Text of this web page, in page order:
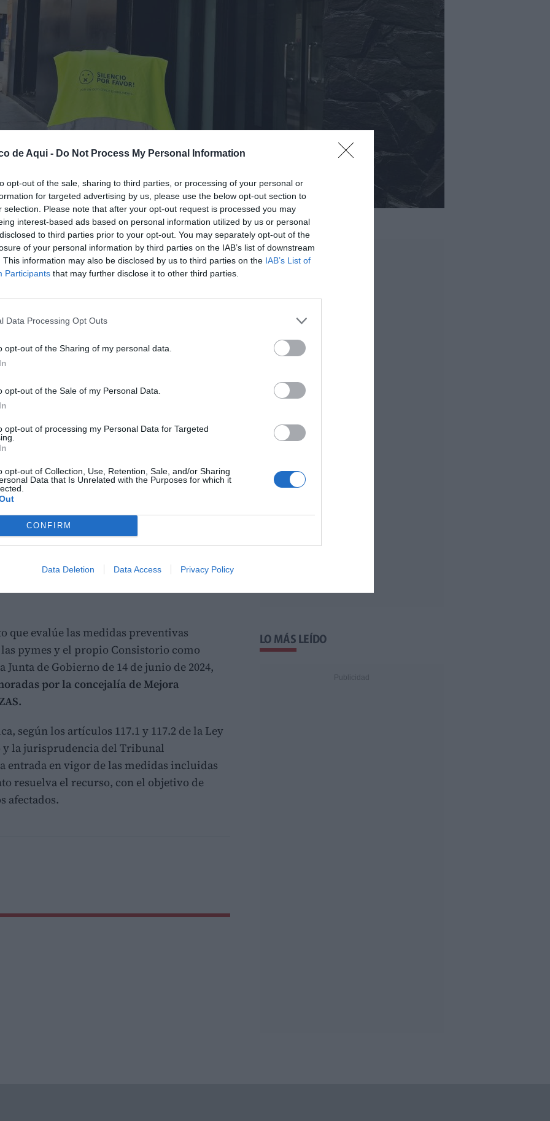
de Aqui - Do Not Process My Personal Information
opt-out of the sale, sharing to third parties, or processing of your personal or
for targeted advertising by us, please use the below opt-out section to
selection. Please note that after your opt-out request is processed you may
interest-based ads based on personal information utilized by us or personal
to third parties prior to your opt-out. You may separately opt-out of the
of your personal information by third parties on the IAB’s list of downstream
This information may also be disclosed by us to third parties on the IAB’s List of
Participants that may further disclose it to other third parties.
Data Processing Opt Outs
opt-out of the Sharing of my personal data.
opt-out of the Sale of my Personal Data.
opt-out of processing my Personal Data for Targeted
opt-out of Collection, Use, Retention, Sale, and/or Sharing
Data that Is Unrelated with the Purposes for which it
CONFIRM
Data Deletion Data Access Privacy Policy
que usa mediadores de silencio. / EPFA
fuente preferida de Google de forma gratuita.
de Russafa, con el apoyo de la
de Valencia y la Coordinadora del Ocio y
ha anunciado la presentación de un
de Valènciatras la publicación de
de Russafa en el DOGV este martes 19
estudio sonométrico realizado por el
en la calle Tomasos, quesegún técnicos e
de manifiesto "la inconsistencia de sus
13 superaciones de los niveles de ruido
evaluadas a partir de las cuatro de la
de las discotecas, lo que los colectivos
a las medidas adoptadas.
situación "paradójica": las medidas
la actividad de las discotecas
de los niveles de ruido en la
que evalúe las medidas preventivas
pymes y el propio Consistorio como
Junta de Gobierno de 14 de junio de 2024,
por la concejalía de Mejora
según los artículos 117.1 y 117.2 de la Ley
la jurisprudencia del Tribunal
entrada en vigor de las medidas incluidas
resuelva el recurso, con el objetivo de
afectados.
LO MÁS LEÍDO